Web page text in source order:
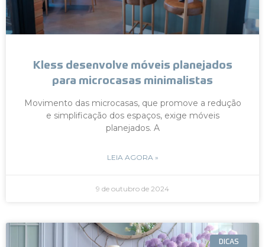
Kless desenvolve móveis planejados
para microcasas minimalistas
Movimento das microcasas, que promove a redução
e simplificação dos espaços, exige móveis
planejados. A
LEIA AGORA »
9 de outubro de 2024
DICAS